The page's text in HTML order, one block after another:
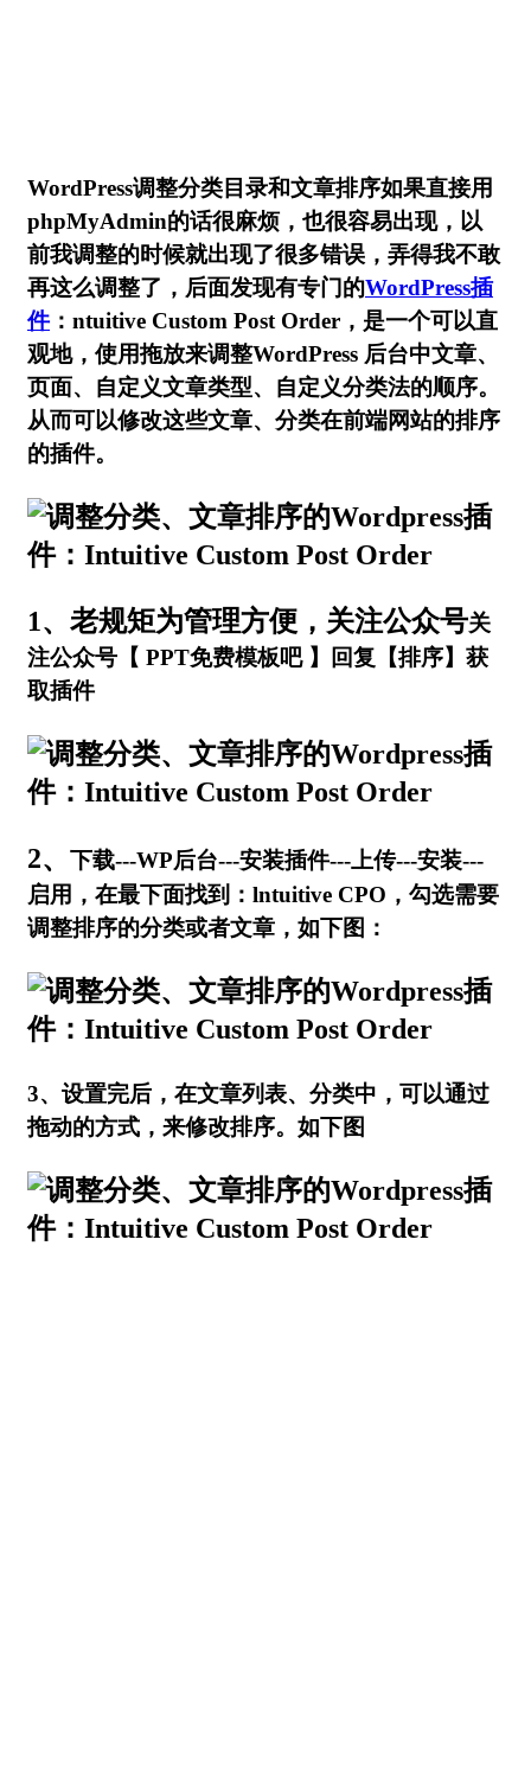
WordPress调整分类目录和文章排序如果直接用
phpMyAdmin的话很麻烦，也很容易出现，以
前我调整的时候就出现了很多错误，弄得我不敢
再这么调整了，后面发现有专门的WordPress插
件 ：ntuitive Custom Post Order，是一个可以直
观地，使用拖放来调整WordPress 后台中文章、
页面、自定义文章类型、自定义分类法的顺序。
从而可以修改这些文章、分类在前端网站的排序
的插件。
1、老规矩为管理方便，关注公众号关
注公众号【 PPT免费模板吧 】回复【排序】获
取插件
2、
下载---WP后台---安装插件---上传---安装---
启用，在最下面找到：lntuitive CPO，勾选需要
调整排序的分类或者文章，如下图：
3、设置完后，在文章列表、分类中，可以通过
拖动的方式，来修改排序。如下图